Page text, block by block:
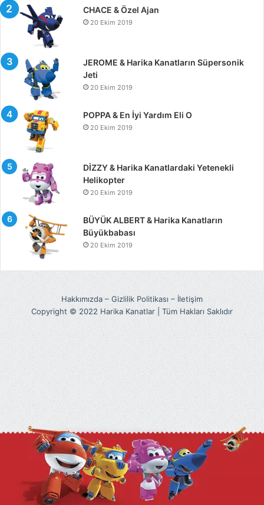
CHACE & Özel Ajan
20 Ekim 2019
JEROME & Harika Kanatların Süpersonik
Jeti
20 Ekim 2019
POPPA & En İyi Yardım Eli O
20 Ekim 2019
DİZZY & Harika Kanatlardaki Yetenekli
Helikopter
20 Ekim 2019
BÜYÜK ALBERT & Harika Kanatların
Büyükbabası
20 Ekim 2019
Hakkımızda– Gizlilik Politikası – İletişim
Copyright © 2022 Harika Kanatlar | Tüm Hakları Saklıdır